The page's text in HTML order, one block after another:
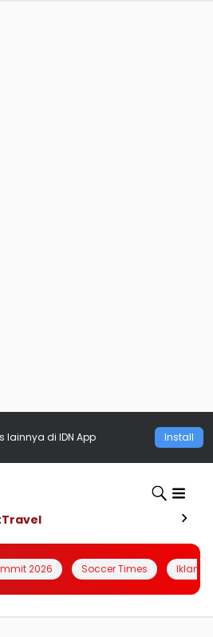
lainnya di IDN App Install
Travel
2026 Soccer Times Iklanin